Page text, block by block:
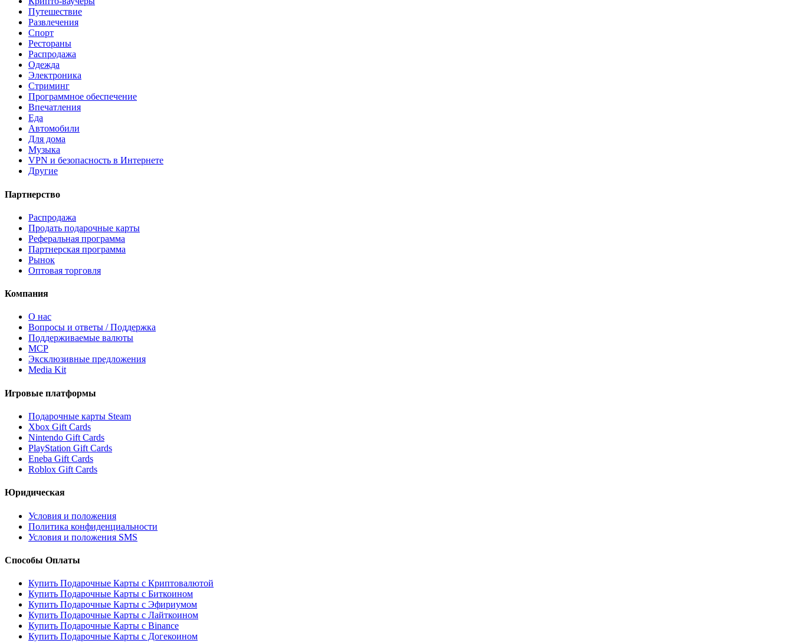
Путешествие
Развлечения
Спорт
Рестораны
Распродажа
Одежда
Электроника
Стриминг
Программное обеспечение
Впечатления
Еда
Автомобили
Для дома
Музыка
VPN и безопасность в Интернете
Другие
Партнерство
Распродажа
Продать подарочные карты
Реферальная программа
Партнерская программа
Рынок
Оптовая торговля
Компания
О нас
Вопросы и ответы / Поддержка
Поддерживаемые валюты
MCP
Эксклюзивные предложения
Media Kit
Игровые платформы
Подарочные карты Steam
Xbox Gift Cards
Nintendo Gift Cards
PlayStation Gift Cards
Eneba Gift Cards
Roblox Gift Cards
Юридическая
Условия и положения
Политика конфиденциальности
Условия и положения SMS
Способы Оплаты
Купить Подарочные Карты с Криптовалютой
Купить Подарочные Карты с Биткоином
Купить Подарочные Карты с Эфириумом
Купить Подарочные Карты с Лайткоином
Купить Подарочные Карты с Binance
Купить Подарочные Карты с Догекоином